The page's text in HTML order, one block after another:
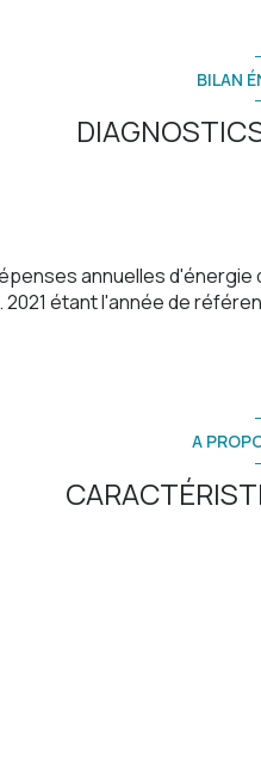
BILAN
annuelles
2021 étant l'année de
A